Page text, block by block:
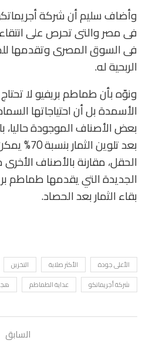
وأضاف سليم أن شركة
فى مصر والتى تحرص على انتقاء
فى السوق المصرى وتقدمها
الربحية له.
ونوّه بأن طماطم بريفيو لا
الأسمدة بل أن احتياجاتها
بعض الأصناف الموجودة حاليا،
بعد تلوين
الحقل، مقارنة بالأصناف الأخرى
الجديدة التي يقدمها طماطم
بقاء الثمار بعد الحصاد.
الأعلى جودة الأكثر صلابة التخزين
شركة أجريماتكو
عداية الطماطم
السابق